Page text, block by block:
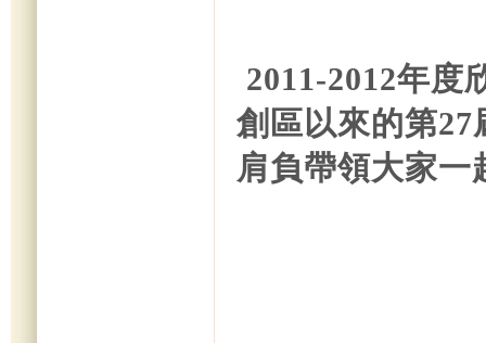
2011-2012年度
創區以來的第
肩負帶領大家一